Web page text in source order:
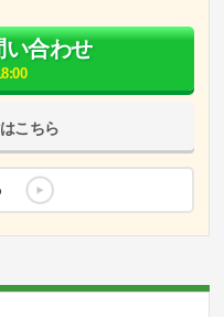
こちら
い合わせ